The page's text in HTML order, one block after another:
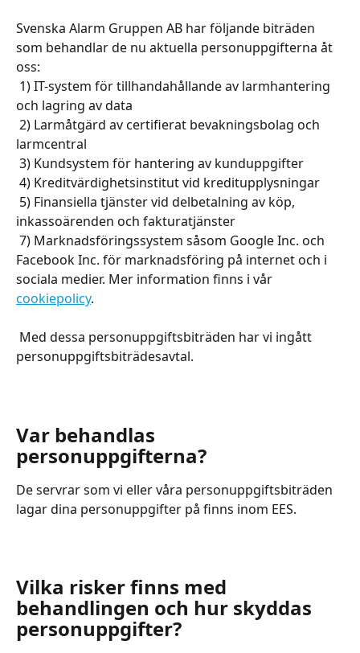
Svenska Alarm Gruppen AB har följande biträden
som behandlar de nu aktuella personuppgifterna åt
oss:
1) IT-system för tillhandahållande av larmhantering
och lagring av data
2) Larmåtgärd av certifierat bevakningsbolag och
larmcentral
3) Kundsystem för hantering av kunduppgifter
4) Kreditvärdighetsinstitut vid kreditupplysningar
5) Finansiella tjänster vid delbetalning av köp,
inkassoärenden och fakturatjänster
7) Marknadsföringssystem såsom Google Inc. och
Facebook Inc. för marknadsföring på internet och i
sociala medier. Mer information finns i vår
cookiepolicy.
Med dessa personuppgiftsbiträden har vi ingått
personuppgiftsbiträdesavtal.
Var behandlas
personuppgifterna?
De servrar som vi eller våra personuppgiftsbiträden
lagar dina personuppgifter på finns inom EES.
Vilka risker finns med
behandlingen och hur skyddas
personuppgifter?